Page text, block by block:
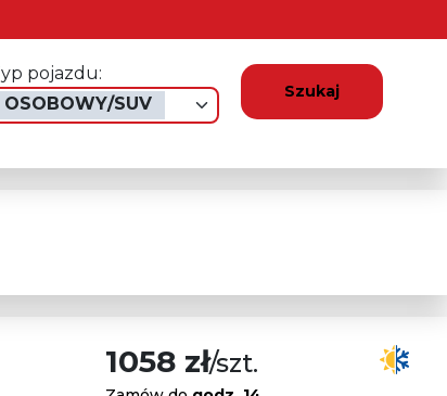
Typ pojazdu:
OSOBOWY/SUV
Szukaj
1058 zł/szt.